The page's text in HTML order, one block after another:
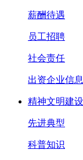
薪酬待遇
员工招聘
社会责任
出资企业信
精神文明建设
先进典型
科普知识